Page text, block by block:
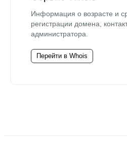
Информация о возрасте и
регистрации домена,
администратора.
Перейти в Whois